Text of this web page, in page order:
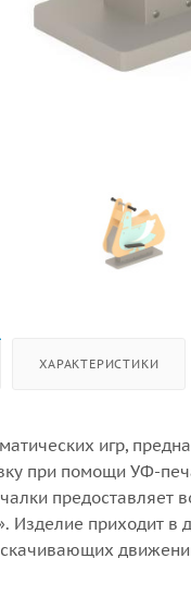
ХАРАКТЕРИСТИКИ
игр,
при помощи УФ-
предоставляет
Изделие приходит в